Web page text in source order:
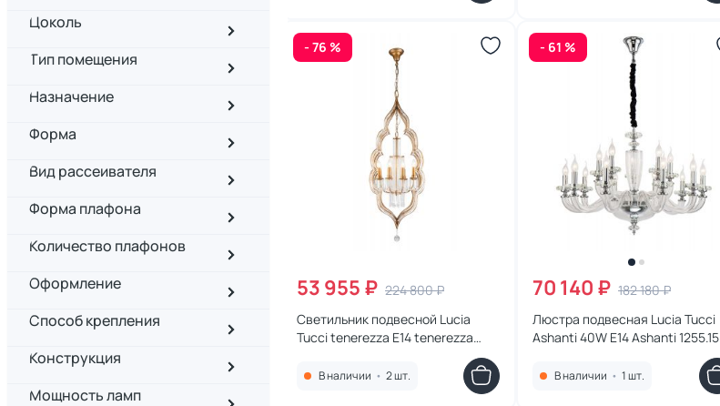
Цоколь
Тип помещения
Назначение
Форма
Вид рассеивателя
Форма плафона
Количество плафонов
Оформление
Способ крепления
Конструкция
Мощность ламп
- 76 %
53 955 ₽ 224 800 ₽
Светильник подвесной Lucia
Tucci tenerezza E14 tenerezza
В наличии • 2 шт.
- 61 %
70 140 ₽ 182 180 ₽
Люстра подвесная Lucia Tucci
Ashanti 40W E14 Ashanti 1255.15
В наличии • 1 шт.